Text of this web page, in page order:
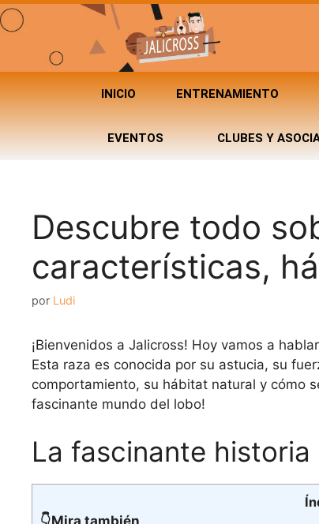
INICIO ENTRENAMIENTO
EVENTOS CLUBES Y
Descubre todo
características,
por Ludi
¡Bienvenidos a Jalicross! Hoy vamos a
Esta raza es conocida por su astucia, su
comportamiento, su hábitat natural y cómo
fascinante mundo del lobo!
La fascinante
👇Mira también